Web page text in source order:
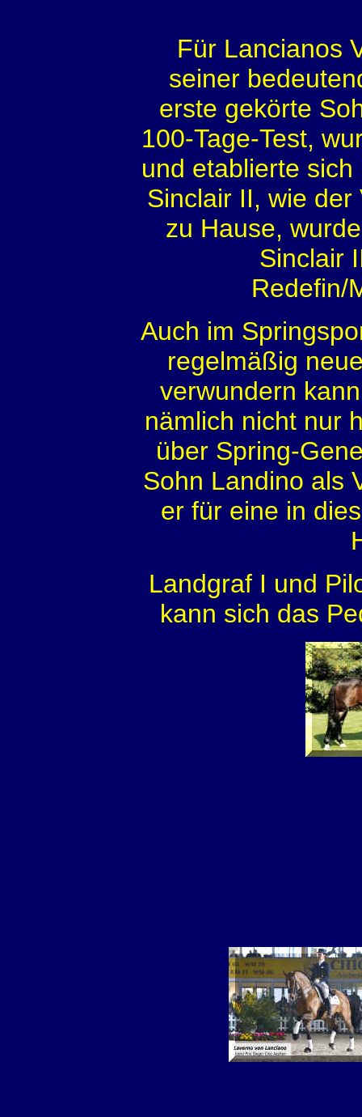
Für Lancianos
seiner
erste gekörte
100-Tage-Test,
und etablierte
Sinclair II, wie
zu Hause,
Sinclair
Redefin/
Auch im
regelmäßig
verwundern
nämlich nicht nur
über Spring-
Sohn Landino als
er für eine in
Landgraf I und
kann sich das